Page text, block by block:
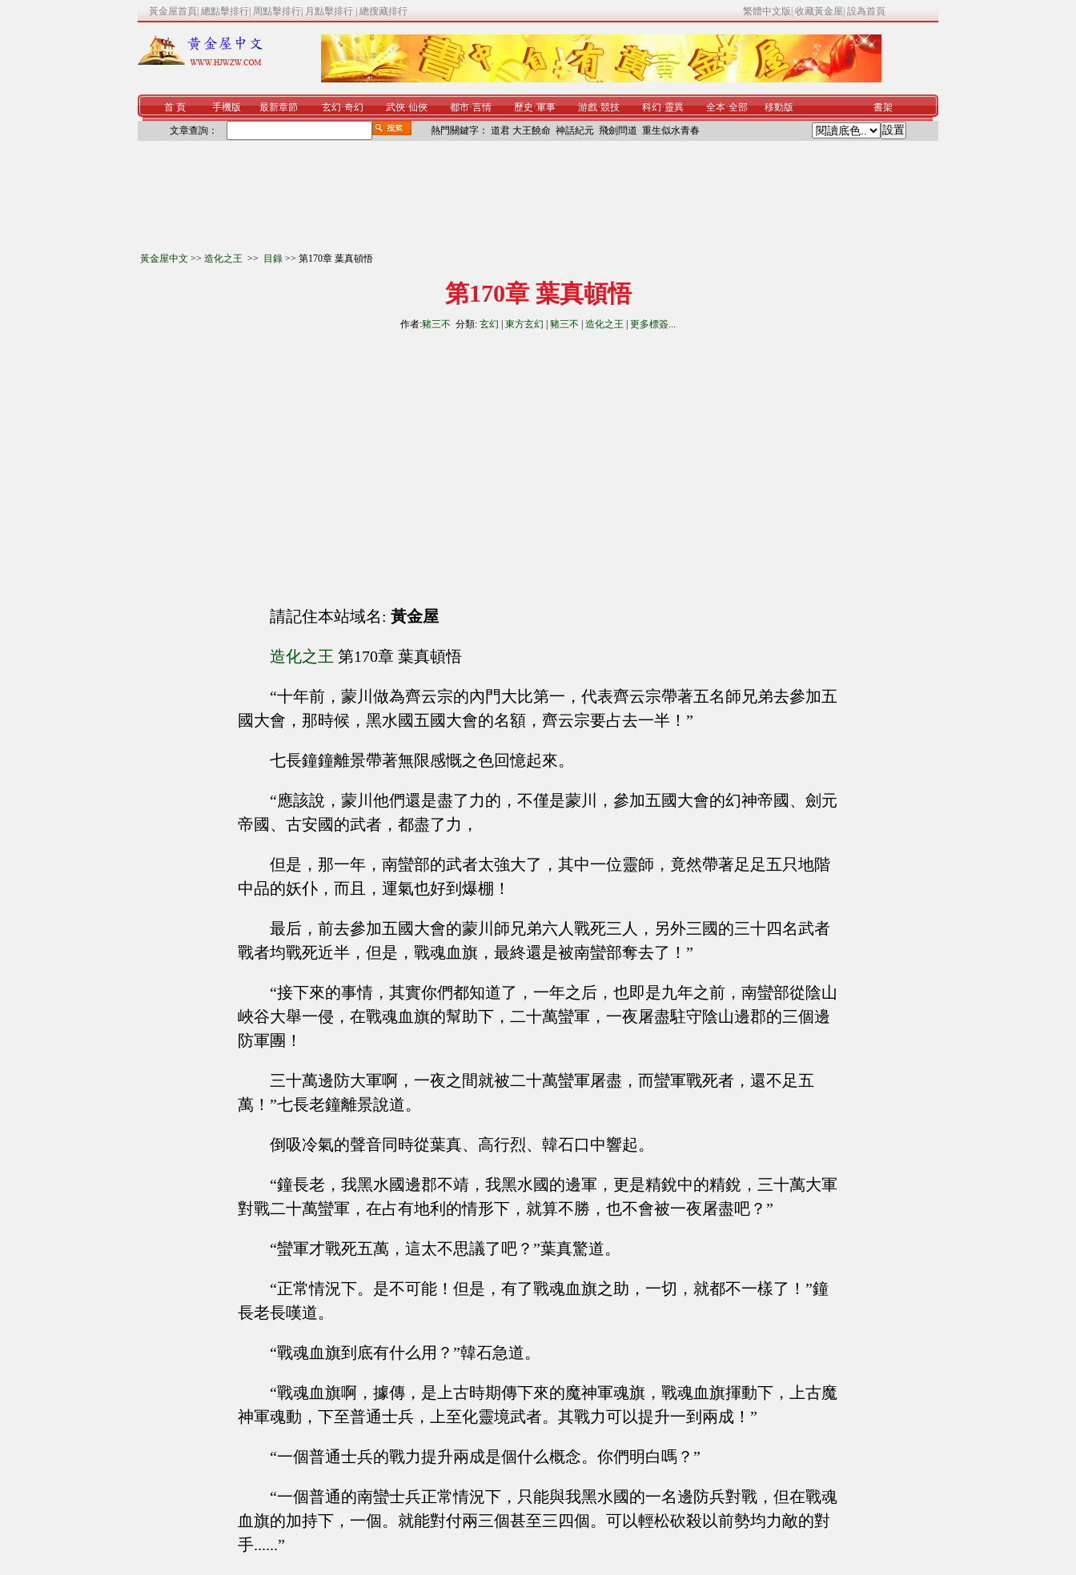
黃金屋首頁 總點擊排行 周點擊排行 月點擊排行 總搜藏排行 繁體中文版 收藏黃金屋 設為首頁
首 頁 手機版 最新章節 玄幻·奇幻 武俠·仙俠 都市·言情 歷史·軍事 游戲·競技 科幻·靈異 全本·全部 移動版 書架
文章查詢： 熱門關鍵字： 道君 大王饒命 神話紀元 飛劍問道 重生似水青春
黃金屋中文 >> 造化之王 >> 目錄 >> 第170章 葉真頓悟
第170章 葉真頓悟
作者:豬三不 分類: 玄幻 東方玄幻 豬三不 造化之王 更多標簽...
請記住本站域名: 黃金屋
造化之王 第170章 葉真頓悟
“十年前，蒙川做為齊云宗的內門大比第一，代表齊云宗帶著五名師兄弟去參加五
國大會，那時候，黑水國五國大會的名額，齊云宗要占去一半！”
七長鐘鐘離景帶著無限感慨之色回憶起來。
“應該說，蒙川他們還是盡了力的，不僅是蒙川，參加五國大會的幻神帝國、劍元
帝國、古安國的武者，都盡了力，
但是，那一年，南蠻部的武者太強大了，其中一位靈師，竟然帶著足足五只地階
中品的妖仆，而且，運氣也好到爆棚！
最后，前去參加五國大會的蒙川師兄弟六人戰死三人，另外三國的三十四名武者
戰者均戰死近半，但是，戰魂血旗，最終還是被南蠻部奪去了！”
“接下來的事情，其實你們都知道了，一年之后，也即是九年之前，南蠻部從陰山
峽谷大舉一侵，在戰魂血旗的幫助下，二十萬蠻軍，一夜屠盡駐守陰山邊郡的三個邊
防軍團！
三十萬邊防大軍啊，一夜之間就被二十萬蠻軍屠盡，而蠻軍戰死者，還不足五
萬！”七長老鐘離景說道。
倒吸冷氣的聲音同時從葉真、高行烈、韓石口中響起。
“鐘長老，我黑水國邊郡不靖，我黑水國的邊軍，更是精銳中的精銳，三十萬大軍
對戰二十萬蠻軍，在占有地利的情形下，就算不勝，也不會被一夜屠盡吧？”
“蠻軍才戰死五萬，這太不思議了吧？”葉真驚道。
“正常情況下。是不可能！但是，有了戰魂血旗之助，一切，就都不一樣了！”鐘
長老長嘆道。
“戰魂血旗到底有什么用？”韓石急道。
“戰魂血旗啊，據傳，是上古時期傳下來的魔神軍魂旗，戰魂血旗揮動下，上古魔
神軍魂動，下至普通士兵，上至化靈境武者。其戰力可以提升一到兩成！”
“一個普通士兵的戰力提升兩成是個什么概念。你們明白嗎？”
“一個普通的南蠻士兵正常情況下，只能與我黑水國的一名邊防兵對戰，但在戰魂
血旗的加持下，一個。就能對付兩三個甚至三四個。可以輕松砍殺以前勢均力敵的對
手......”